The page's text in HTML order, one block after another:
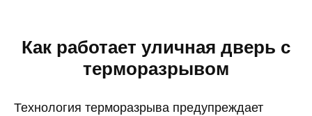
Как работает уличная дверь с
терморазрывом
Технология терморазрыва предупреждает